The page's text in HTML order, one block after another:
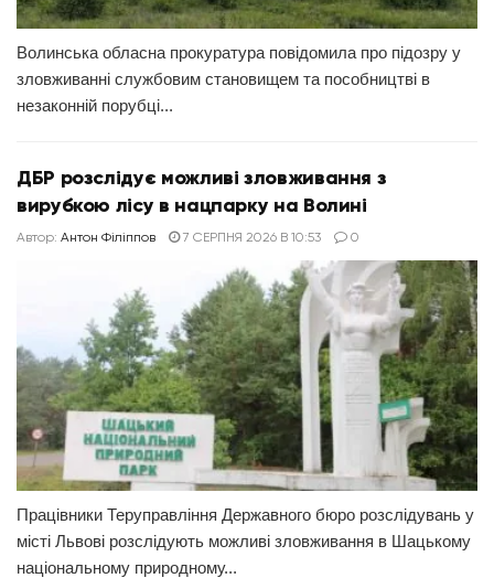
Волинська обласна прокуратура повідомила про підозру у
зловживанні службовим становищем та пособництві в
незаконній порубці...
ДБР розслідує можливі зловживання з
вирубкою лісу в нацпарку на Волині
Автор: Антон Філіппов 7 СЕРПНЯ 2026 В 10:53 0
Працівники Теруправління Державного бюро розслідувань у
місті Львові розслідують можливі зловживання в Шацькому
національному природному...